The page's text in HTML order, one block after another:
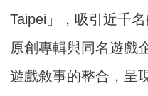
Taipei」，吸引近千
原創專輯與同名遊戲
遊戲敘事的整合，呈